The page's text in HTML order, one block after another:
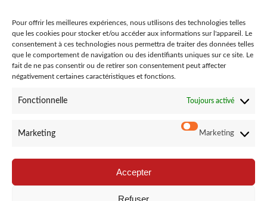
Pour offrir les meilleures expériences, nous utilisons des technologies telles
que les cookies pour stocker et/ou accéder aux informations sur l'appareil. Le
consentement à ces technologies nous permettra de traiter des données telles
que le comportement de navigation ou des identifiants uniques sur ce site. Le
fait de ne pas consentir ou de retirer son consentement peut affecter
négativement certaines caractéristiques et fonctions.
Fonctionnelle Toujours activé
Marketing Marketing
Accepter
Refuser